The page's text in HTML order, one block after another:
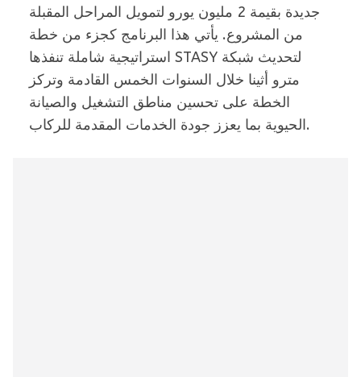
جديدة بقيمة 2 مليون يورو لتمويل المراحل المقبلة
من المشروع. يأتي هذا البرنامج كجزء من خطة
استراتيجية شاملة تنفذها STASY لتحديث شبكة
مترو أثينا خلال السنوات الخمس القادمة وتركز
الخطة على تحسين مناطق التشغيل والصيانة
الحيوية بما يعزز جودة الخدمات المقدمة للركاب.